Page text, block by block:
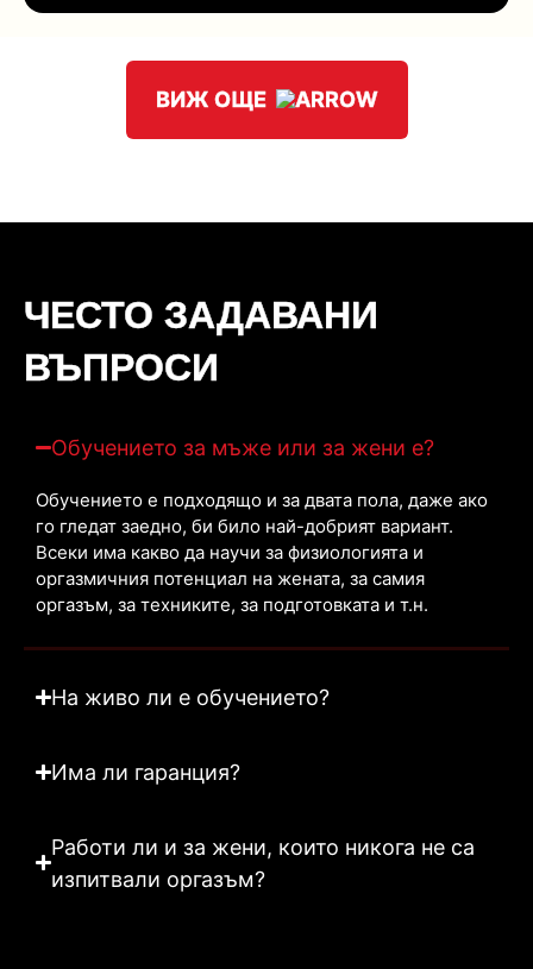
ВИЖ ОЩЕ
ЧЕСТО ЗАДАВАНИ
ВЪПРОСИ
Обучението за мъже или за жени е?
Обучението е подходящо и за двата пола, даже ако
го гледат заедно, би било най-добрият вариант.
Всеки има какво да научи за физиологията и
оргазмичния потенциал на жената, за самия
оргазъм, за техниките, за подготовката и т.н.
На живо ли е обучението?
Има ли гаранция?
Работи ли и за жени, които никога не са
изпитвали оргазъм?